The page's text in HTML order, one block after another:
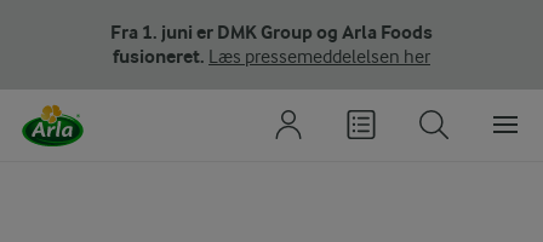
Fra 1. juni er DMK Group og Arla Foods
fusioneret. Læs pressemeddelelsen her